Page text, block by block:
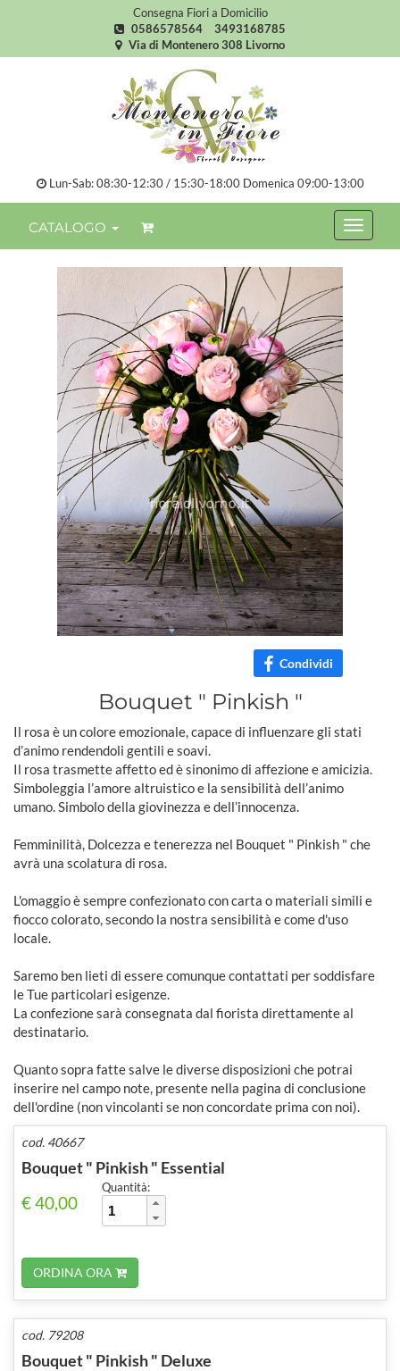
Consegna Fiori a Domicilio
0586578564
3493168785
Via di Montenero 308 Livorno
Lun-Sab: 08:30-12:30 / 15:30-18:00 Domenica 09:00-13:00
CATALOGO
Condividi
Bouquet " Pinkish "
Il rosa è un colore emozionale, capace di influenzare gli stati
d’animo rendendoli gentili e soavi.
Il rosa trasmette affetto ed è sinonimo di affezione e amicizia.
Simboleggia l’amore altruistico e la sensibilità dell’animo
umano. Simbolo della giovinezza e dell’innocenza.
Femminilità, Dolcezza e tenerezza nel Bouquet " Pinkish " che
avrà una scolatura di rosa.
L'omaggio è sempre confezionato con carta o materiali simili e
fiocco colorato, secondo la nostra sensibilità e come d'uso
locale.
Saremo ben lieti di essere comunque contattati per soddisfare
le Tue particolari esigenze.
La confezione sarà consegnata dal fiorista direttamente al
destinatario.
Quanto sopra fatte salve le diverse disposizioni che potrai
inserire nel campo note, presente nella pagina di conclusione
dell'ordine (non vincolanti se non concordate prima con noi).
cod. 40667
Bouquet " Pinkish " Essential
€ 40,00
Quantità:
ORDINA ORA
cod. 79208
Bouquet " Pinkish " Deluxe